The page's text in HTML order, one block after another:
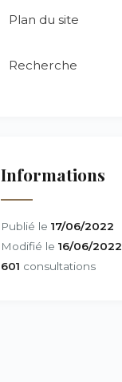
Plan du site
Recherche
Informations
Publié le 17/06/2022
Modifié le 16/06/2022
601 consultations